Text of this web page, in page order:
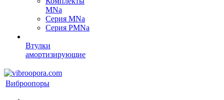
MNa
Серия MNa
Серия PMNa
Втулки
амортизирующие
Виброопоры